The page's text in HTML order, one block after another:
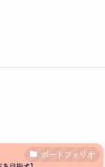
ポートフォリオ